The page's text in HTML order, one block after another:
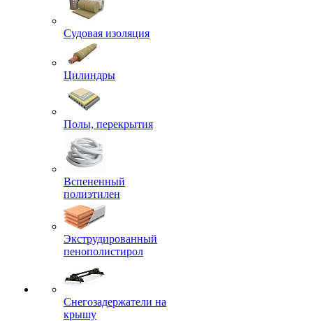
Судовая изоляция
Цилиндры
Полы, перекрытия
Вспененный
полиэтилен
Экструдированный
пенополистирол
Снегозадержатели на
крышу